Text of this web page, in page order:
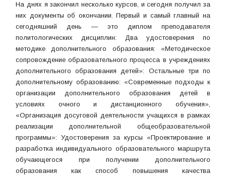
На днях я закончил несколько курсов, и сегодня получил за
них документы об окончании. Первый и самый главный на
сегодняшний день — это диплом преподавателя
политологических дисциплин: Два удостоверения по
методике дополнительного образования: «Методическое
сопровождение образовательного процесса в учреждениях
дополнительного образования детей»: Остальные три по
дополнительному образованию: «Современные подходы к
организации дополнительного образования детей в
условиях очного и дистанционного обучения»,
«Организация досуговой деятельности учащихся в рамках
реализации дополнительной общеобразовательной
программы»: Удостоверения за курсы «Проектирование и
разработка индивидуального образовательного маршрута
обучающегося при получении дополнительного
образования как способ повышения качества